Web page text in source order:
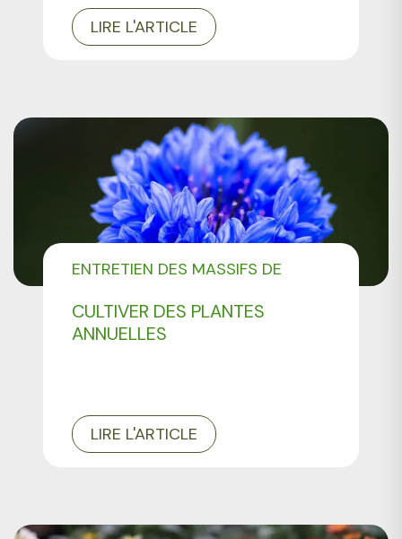
LIRE L'ARTICLE
CULTIVER DES PLANTES
ANNUELLES
ENTRETIEN DES MASSIFS DE
ENTRETIEN DES PLANTES
LIRE L'ARTICLE